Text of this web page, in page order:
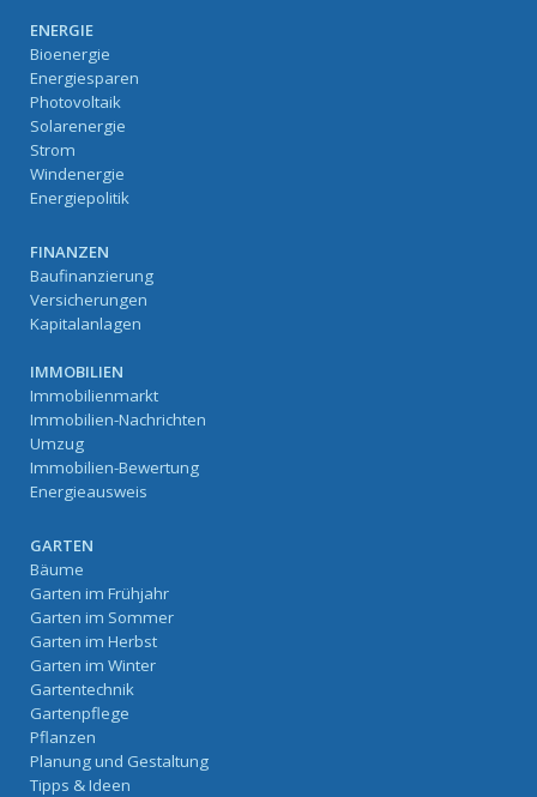
ENERGIE
Bioenergie
Energiesparen
Photovoltaik
Solarenergie
Strom
Windenergie
Energiepolitik
FINANZEN
Baufinanzierung
Versicherungen
Kapitalanlagen
IMMOBILIEN
Immobilienmarkt
Immobilien-Nachrichten
Umzug
Immobilien-Bewertung
Energieausweis
GARTEN
Bäume
Garten im Frühjahr
Garten im Sommer
Garten im Herbst
Garten im Winter
Gartentechnik
Gartenpflege
Pflanzen
Planung und Gestaltung
Tipps & Ideen